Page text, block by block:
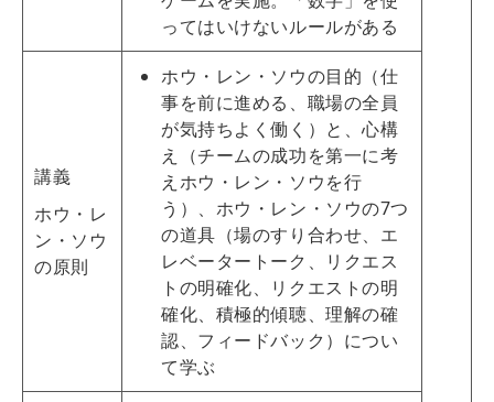
ってはいけないルールがある
講義
ホウ・レ
ン・ソウ
の原則
ホウ・レン・ソウの目的（仕
事を前に進める、職場の全員
が気持ちよく働く）と、心構
え（チームの成功を第一に考
えホウ・レン・ソウを行
う）、ホウ・レン・ソウの7つ
の道具（場のすり合わせ、エ
レベータートーク、リクエス
トの明確化、リクエストの明
確化、積極的傾聴、理解の確
認、フィードバック）につい
て学ぶ